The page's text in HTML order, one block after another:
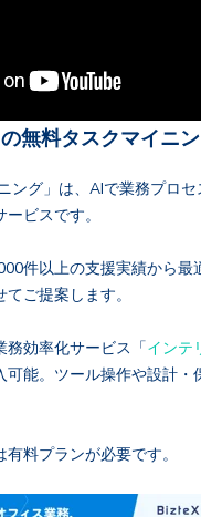
無料タスクマイニ
ング」は、AIで業務プロ
ビスです。
件以上の支援実績から最
ご提案します。
務効率化サービス「インテ
可能。ツール操作や設計
料プランが必要です。